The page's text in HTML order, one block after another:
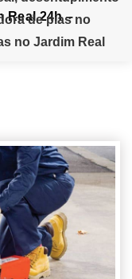
de pias no
no Jardim Real
Real 24h –